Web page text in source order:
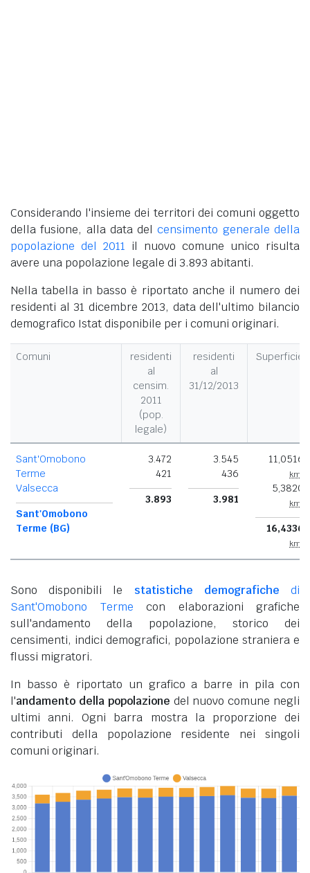
Considerando l'insieme dei territori dei comuni oggetto
della fusione, alla data delcensimento generale della
popolazione del 2011 il nuovo comune unico risulta
avere una popolazione legale di 3.893 abitanti.
Nella tabella in basso è riportato anche il numero dei
residenti al 31 dicembre 2013, data dell'ultimo bilancio
demografico Istat disponibile per i comuni originari.
Comuni
residenti
al
censim.
2011
(pop.
legale)
residenti
al
31/12/2013
Superficie
Sant'Omobono
Terme
Valsecca
Sant'Omobono
Terme (BG)
3.472
421
3.893
3.545
436
3.981
11,0516
km²
5,3820
km²
16,4336
km²
Sono disponibili le statistiche demografiche di
Sant'Omobono Terme con elaborazioni grafiche
sull'andamento della popolazione, storico dei
censimenti, indici demografici, popolazione straniera e
flussi migratori.
In basso è riportato un grafico a barre in pila con
l'andamento della popolazione del nuovo comune negli
ultimi anni. Ogni barra mostra la proporzione dei
contributi della popolazione residente nei singoli
comuni originari.